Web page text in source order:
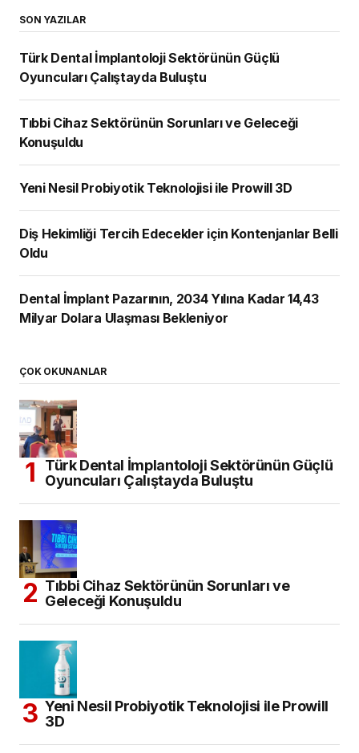
SON YAZILAR
Türk Dental İmplantoloji Sektörünün Güçlü
Oyuncuları Çalıştayda Buluştu
Tıbbi Cihaz Sektörünün Sorunları ve Geleceği
Konuşuldu
Yeni Nesil Probiyotik Teknolojisi ile Prowill 3D
Diş Hekimliği Tercih Edecekler için Kontenjanlar Belli
Oldu
Dental İmplant Pazarının, 2034 Yılına Kadar 14,43
Milyar Dolara Ulaşması Bekleniyor
ÇOK OKUNANLAR
Türk Dental İmplantoloji Sektörünün Güçlü
Oyuncuları Çalıştayda Buluştu
Tıbbi Cihaz Sektörünün Sorunları ve
Geleceği Konuşuldu
Yeni Nesil Probiyotik Teknolojisi ile Prowill
3D